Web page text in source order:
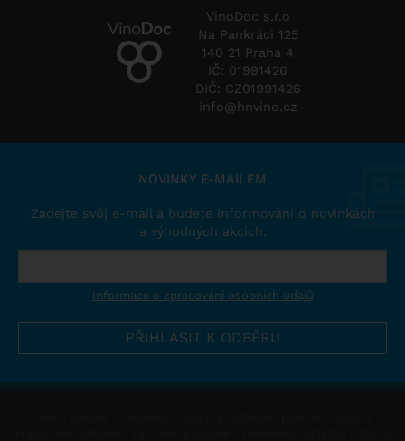
VinoDoc s.r.o
Na Pankráci 125
140 21 Praha 4
IČ: 01991426
DIČ: CZ01991426
info@hnvino.cz
NOVINKY E-MAILEM
Zadejte svůj e-mail a budete informováni o novinkách
a výhodných akcích.
Informace o zpracování osobních údajů